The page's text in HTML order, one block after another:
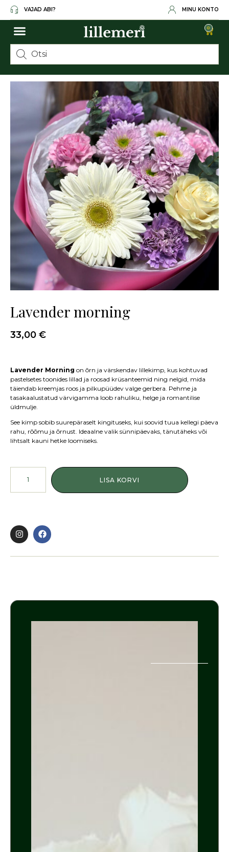
VAJAD ABI? MINU KONTO
0
Lavender morning
33,00 €
Lavender Morning on õrn ja värskendav lillekimp, kus kohtuvad
pastelsetes toonides lillad ja roosad krüsanteemid ning nelgid, mida
täiendab kreemjas roos ja pilkupüüdev valge gerbera. Pehme ja
tasakaalustatud värvigamma loob rahuliku, helge ja romantilise
üldmulje.
See kimp sobib suurepäraselt kingituseks, kui soovid tuua kellegi päeva
rahu, rõõmu ja õrnust. Ideaalne valik sünnipäevaks, tänutäheks või
lihtsalt kauni hetke loomiseks.
LISA KORVI